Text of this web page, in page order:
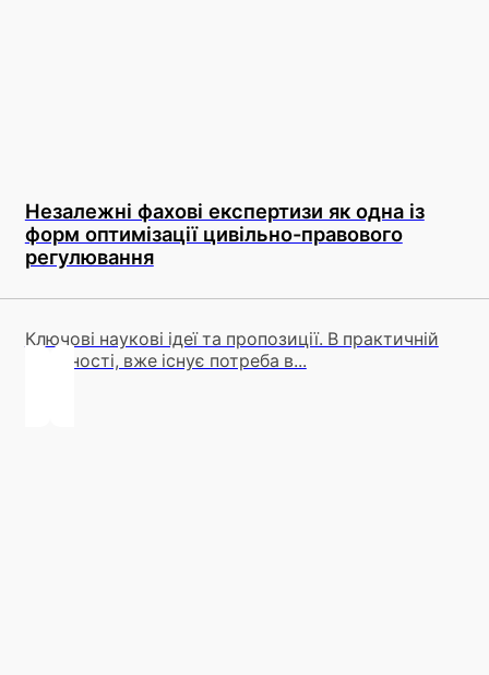
Незалежні фахові експертизи як одна із
форм оптимізації цивільно-правового
регулювання
Ключові наукові ідеї та пропозиції. В практичній
діяльності, вже існує потреба в...